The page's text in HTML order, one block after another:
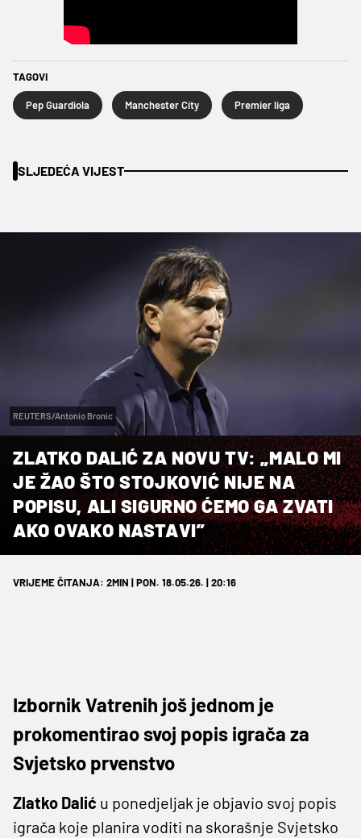
TAGOVI
Pep Guardiola Manchester City Premier liga
SLJEDEĆA VIJEST
REUTERS/Antonio Bronic
ZLATKO DALIĆ ZA NOVU TV: „MALO MI
JE ŽAO ŠTO STOJKOVIĆ NIJE NA
POPISU, ALI SIGURNO ĆEMO GA ZVATI
AKO OVAKO NASTAVI”
VRIJEME ČITANJA: 2MIN | PON. 18.05.26. | 20:16
Izbornik Vatrenih još jednom je
prokomentirao svoj popis igrača za
Svjetsko prvenstvo
Zlatko Dalić u ponedjeljak je objavio svoj popis
igrača koje planira voditi na skorašnje Svjetsko